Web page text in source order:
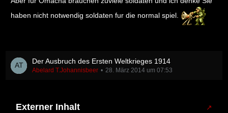
haben nicht notwendig soldaten fur die normal spiel.
Der Ausbruch des Ersten Weltkrieges 1914
Abelard T.Johannisbeer 28. März 2014 um 07:53
Externer Inhalt